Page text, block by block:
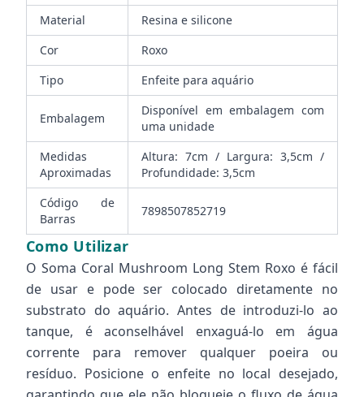
Material
Resina e silicone
Cor
Roxo
Tipo
Enfeite para aquário
Embalagem
Disponível em embalagem com
uma unidade
Medidas
Aproximadas
Altura: 7cm / Largura: 3,5cm /
Profundidade: 3,5cm
Código de
Barras
7898507852719
Como Utilizar
O Soma Coral Mushroom Long Stem Roxo é fácil
de usar e pode ser colocado diretamente no
substrato do aquário. Antes de introduzi-lo ao
tanque, é aconselhável enxaguá-lo em água
corrente para remover qualquer poeira ou
resíduo. Posicione o enfeite no local desejado,